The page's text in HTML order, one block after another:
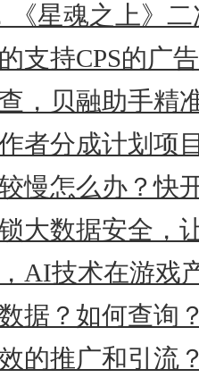
《星魂之上》
支持CPS的广
，贝融助手精
者分成计划项
慢怎么办？快
大数据安全，
AI技术在游戏
据？如何查询
的推广和引流